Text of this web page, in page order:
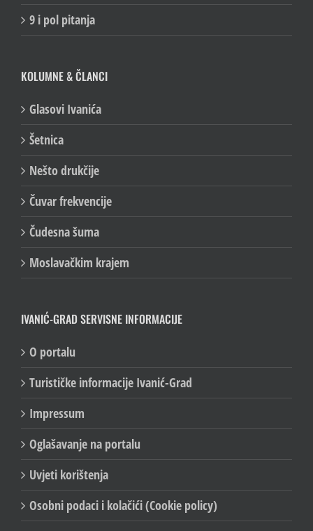
9 i pol pitanja
KOLUMNE & ČLANCI
Glasovi Ivanića
Šetnica
Nešto drukčije
Čuvar frekvencije
Čudesna šuma
Moslavačkim krajem
IVANIĆ-GRAD SERVISNE INFORMACIJE
O portalu
Turističke informacije Ivanić-Grad
Impressum
Oglašavanje na portalu
Uvjeti korištenja
Osobni podaci i kolačići (Cookie policy)